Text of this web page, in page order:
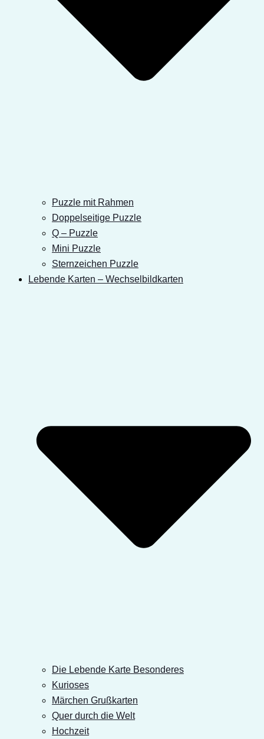
Puzzle mit Rahmen
Doppelseitige Puzzle
Q – Puzzle
Mini Puzzle
Sternzeichen Puzzle
Lebende Karten – Wechselbildkarten
Die Lebende Karte Besonderes
Kurioses
Märchen Grußkarten
Quer durch die Welt
Hochzeit